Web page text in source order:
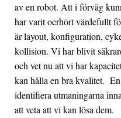
av en robot. Att i förväg
har varit oerhört värdefullt
är layout, konfiguration,
kollision. Vi har blivit
och vet nu att vi har
kan hålla en bra kvalitet.
identifiera utmaningarna
att veta att vi kan lösa dem.